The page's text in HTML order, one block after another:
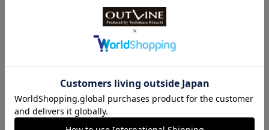
信 No.312】｜えっ、あの
超人気モデルが生産終了な
の！ 2026年新作以上に
＞＞＞もっと見る
国産時計